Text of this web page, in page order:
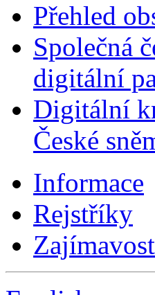
Přehled
Společná
digitální
Digitální
České
Informace
Rejstříky